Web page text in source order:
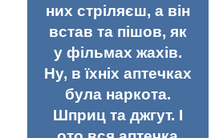
них стріляєш, а він
встав та пішов, як
у фільмах жахів.
Ну, в їхніх аптечках
була наркота.
Шприц та джгут. І